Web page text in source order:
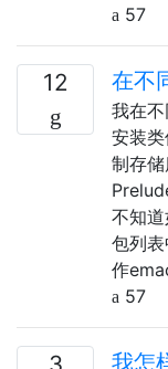
57
12 在不
我在
安装
制存
不知
包列
作
57
我怎